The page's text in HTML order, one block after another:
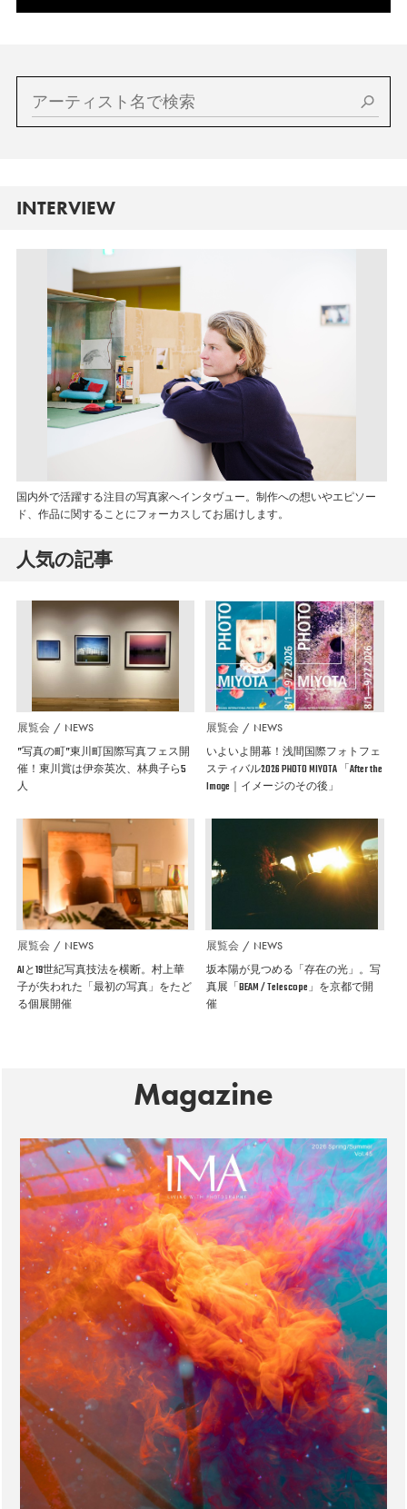
INTERVIEW
国内外で活躍する注目の写真家へインタヴュー。制作への想いやエピソー
ド、作品に関することにフォーカスしてお届けします。
人気の記事
展覧会 NEWS
”写真の町”東川町国際写真フェス開
催！東川賞は伊奈英次、林典子ら5
人
展覧会 NEWS
いよいよ開幕！浅間国際フォトフェ
スティバル2026 PHOTO MIYOTA 「After the
Image｜イメージのその後」
展覧会 NEWS
AIと19世紀写真技法を横断。村上華
子が失われた「最初の写真」をたど
る個展開催
展覧会 NEWS
坂本陽が見つめる「存在の光」。写
真展「BEAM / Telescope」を京都で開
催
Magazine